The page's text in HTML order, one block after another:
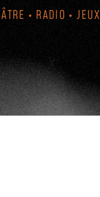
• RADIO • JEUX